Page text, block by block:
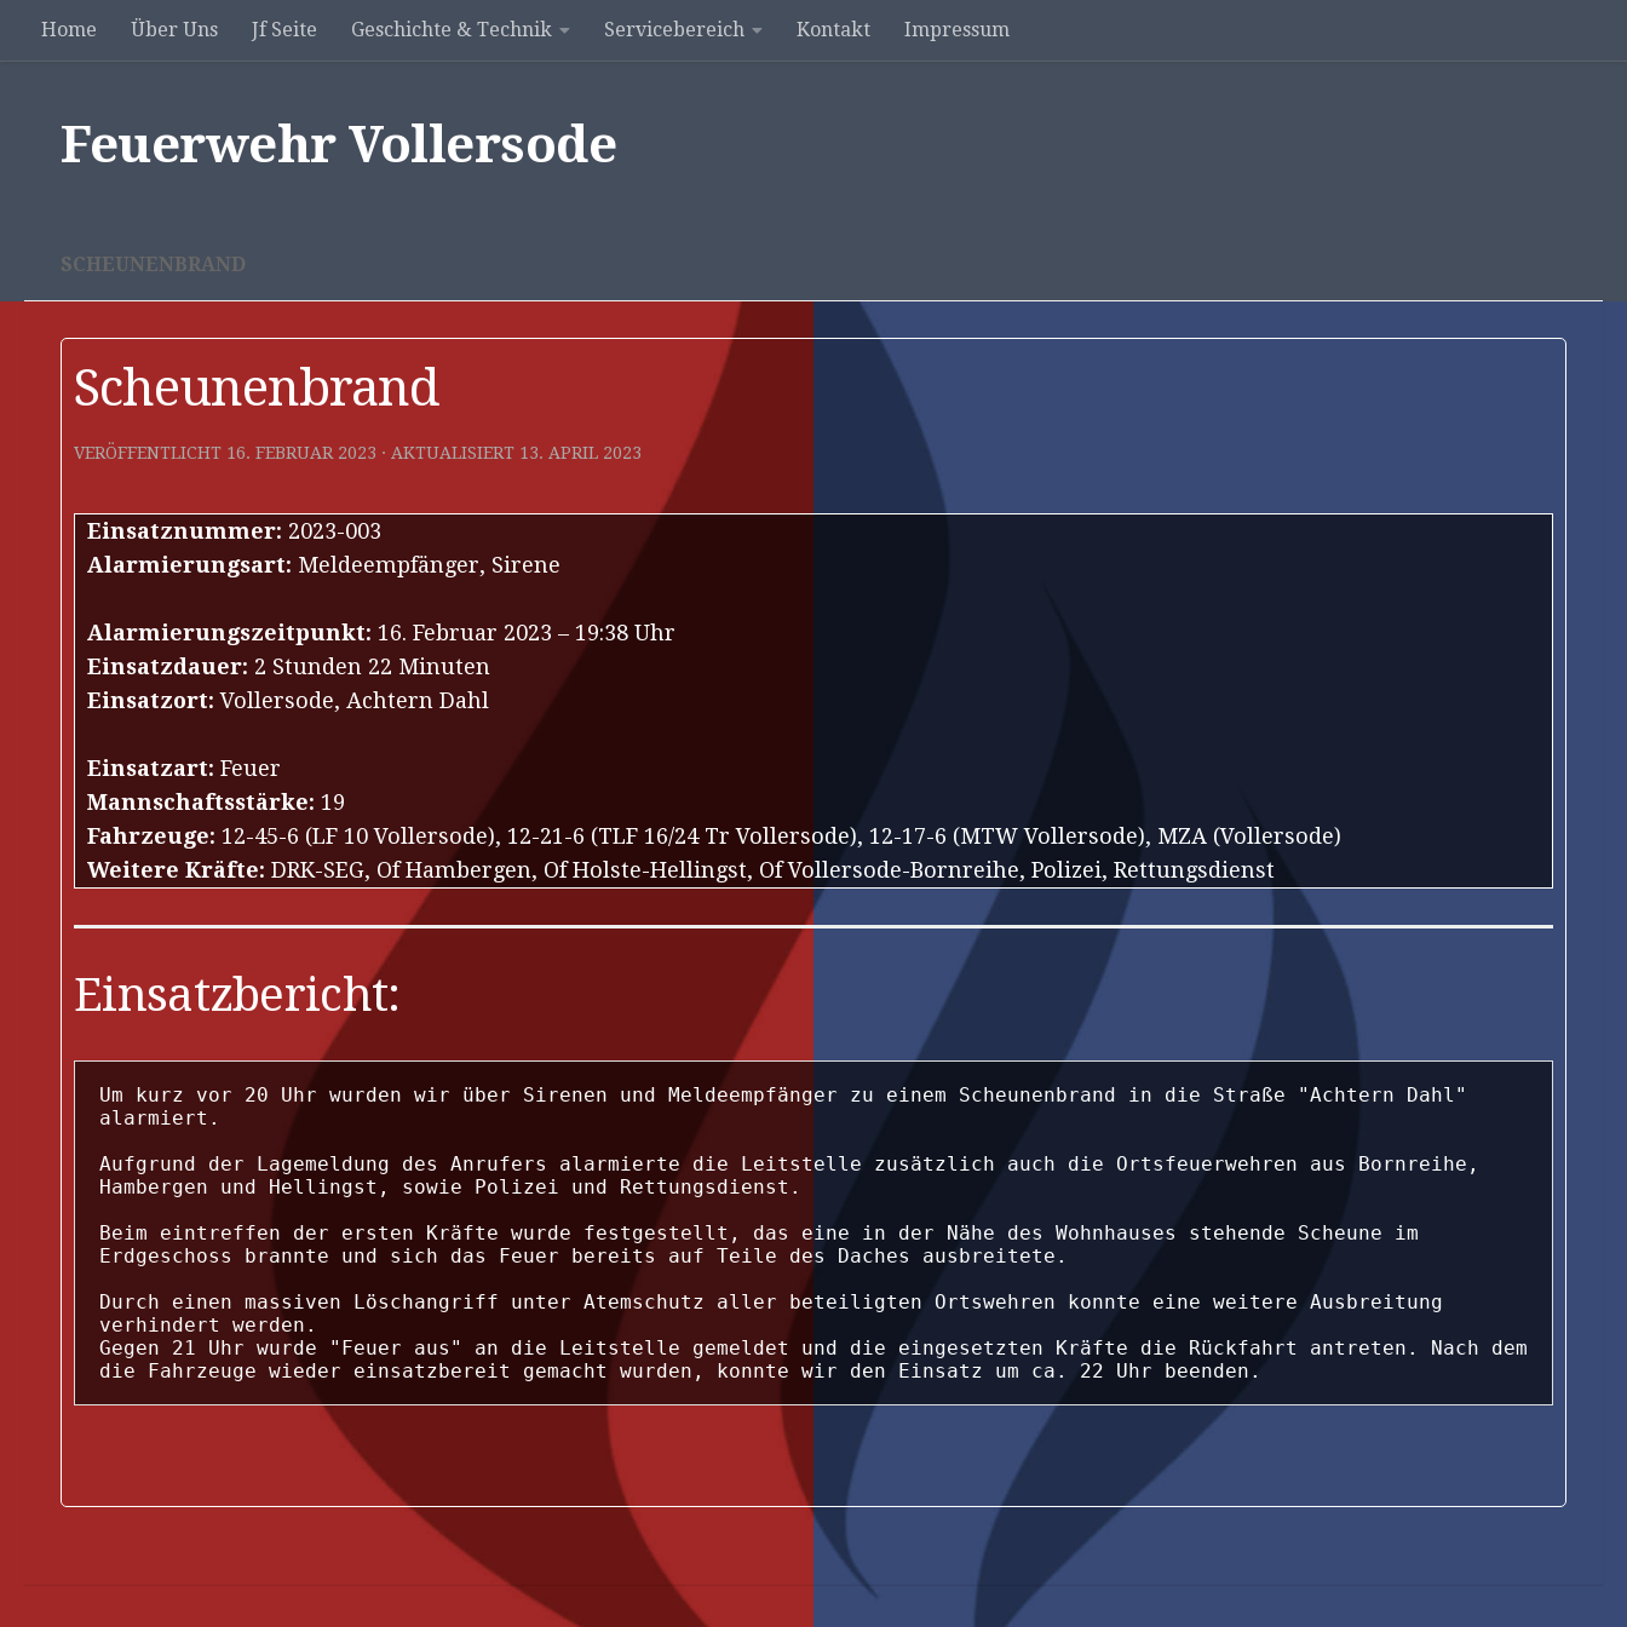
Unter dem Inhalt
Home Über Uns Jf Seite Geschichte & Technik Servicebereich Kontakt Impressum
Feuerwehr Vollersode
SCHEUNENBRAND
Scheunenbrand
VERÖFFENTLICHT 16. FEBRUAR 2023 · AKTUALISIERT 13. APRIL 2023
Einsatznummer: 2023-003
Alarmierungsart: Meldeempfänger, Sirene
Alarmierungszeitpunkt: 16. Februar 2023 – 19:38 Uhr
Einsatzdauer: 2 Stunden 22 Minuten
Einsatzort: Vollersode, Achtern Dahl
Einsatzart: Feuer
Mannschaftsstärke: 19
Fahrzeuge: 12-45-6 (LF 10 Vollersode), 12-21-6 (TLF 16/24 Tr Vollersode), 12-17-6 (MTW Vollersode), MZA (Vollersode)
Weitere Kräfte: DRK-SEG, Of Hambergen, Of Holste-Hellingst, Of Vollersode-Bornreihe, Polizei, Rettungsdienst
Einsatzbericht:
Um kurz vor 20 Uhr wurden wir über Sirenen und Meldeempfänger zu einem Scheunenbrand in die Straße "Achtern Dahl"
alarmiert.
Aufgrund der Lagemeldung des Anrufers alarmierte die Leitstelle zusätzlich auch die Ortsfeuerwehren aus Bornreihe,
Hambergen und Hellingst, sowie Polizei und Rettungsdienst.
Beim eintreffen der ersten Kräfte wurde festgestellt, das eine in der Nähe des Wohnhauses stehende Scheune im
Erdgeschoss brannte und sich das Feuer bereits auf Teile des Daches ausbreitete.
Durch einen massiven Löschangriff unter Atemschutz aller beteiligten Ortswehren konnte eine weitere Ausbreitung
verhindert werden.
Gegen 21 Uhr wurde "Feuer aus" an die Leitstelle gemeldet und die eingesetzten Kräfte die Rückfahrt antreten. Nach dem
die Fahrzeuge wieder einsatzbereit gemacht wurden, konnte wir den Einsatz um ca. 22 Uhr beenden.